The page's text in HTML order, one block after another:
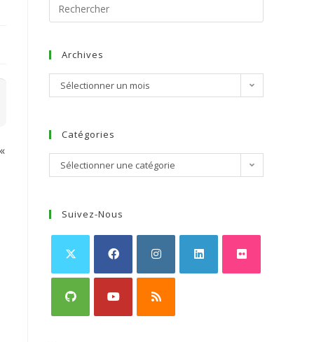
Archives
Sélectionner un mois
Catégories
Sélectionner une catégorie
Suivez-Nous